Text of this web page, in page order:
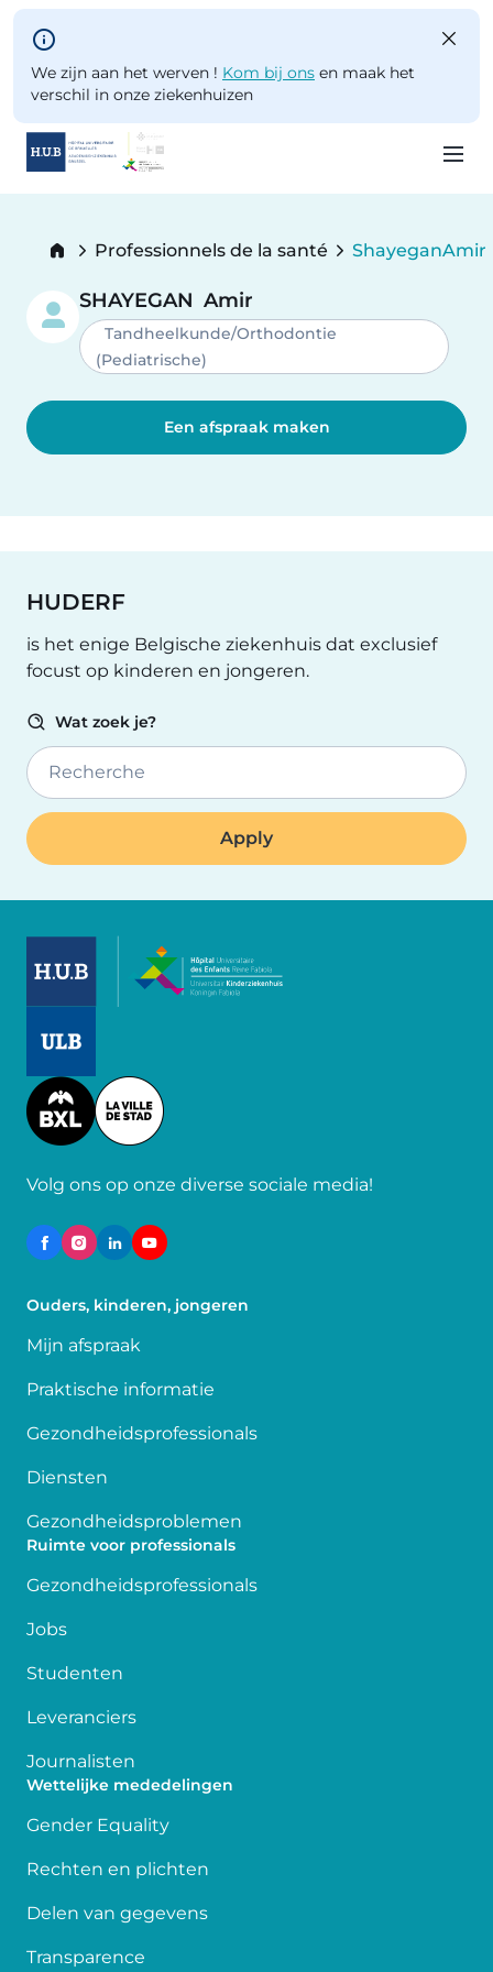
Skip to main content
We zijn aan het werven ! Kom bij ons en maak het
verschil in onze ziekenhuizen
Breadcrumb
Professionnels de la santé
Current:
ShayeganAmir
SHAYEGAN Amir
Tandheelkunde/Orthodontie
(Pediatrische)
Een afspraak maken
HUDERF
is het enige Belgische ziekenhuis dat exclusief
focust op kinderen en jongeren.
Wat zoek je?
Recherche
Image
Volg ons op onze diverse sociale media!
Ouders, kinderen, jongeren
Mijn afspraak
Praktische informatie
Gezondheidsprofessionals
Diensten
Gezondheidsproblemen
Ruimte voor professionals
Gezondheidsprofessionals
Jobs
Studenten
Leveranciers
Journalisten
Wettelijke mededelingen
Gender Equality
Rechten en plichten
Delen van gegevens
Transparence